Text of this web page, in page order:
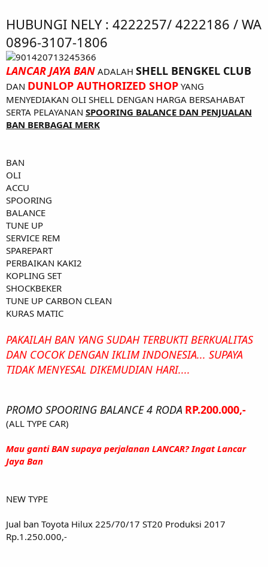
HUBUNGI NELY : 4222257/ 4222186 / WA
0896-3107-1806
LANCAR JAYA BAN ADALAH SHELL BENGKEL CLUB
DAN DUNLOP AUTHORIZED SHOP YANG
MENYEDIAKAN OLI SHELL DENGAN HARGA BERSAHABAT
SERTA PELAYANAN SPOORING BALANCE DAN PENJUALAN
BAN BERBAGAI MERK
BAN
OLI
ACCU
SPOORING
BALANCE
TUNE UP
SERVICE REM
SPAREPART
PERBAIKAN KAKI2
KOPLING SET
SHOCKBEKER
TUNE UP CARBON CLEAN
KURAS MATIC
PAKAILAH BAN YANG SUDAH TERBUKTI BERKUALITAS
DAN COCOK DENGAN IKLIM INDONESIA... SUPAYA
TIDAK MENYESAL DIKEMUDIAN HARI....
PROMO SPOORING BALANCE 4 RODA RP.200.000,-
(ALL TYPE CAR)
Mau ganti BAN supaya perjalanan LANCAR? Ingat Lancar
Jaya Ban
NEW TYPE
Jual ban Toyota Hilux 225/70/17 ST20 Produksi 2017
Rp.1.250.000,-